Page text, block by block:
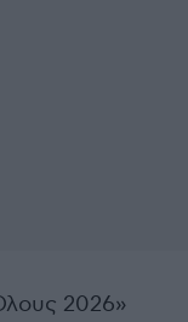
2026»